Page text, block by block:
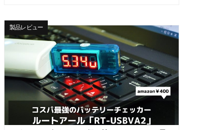
製品レビュー